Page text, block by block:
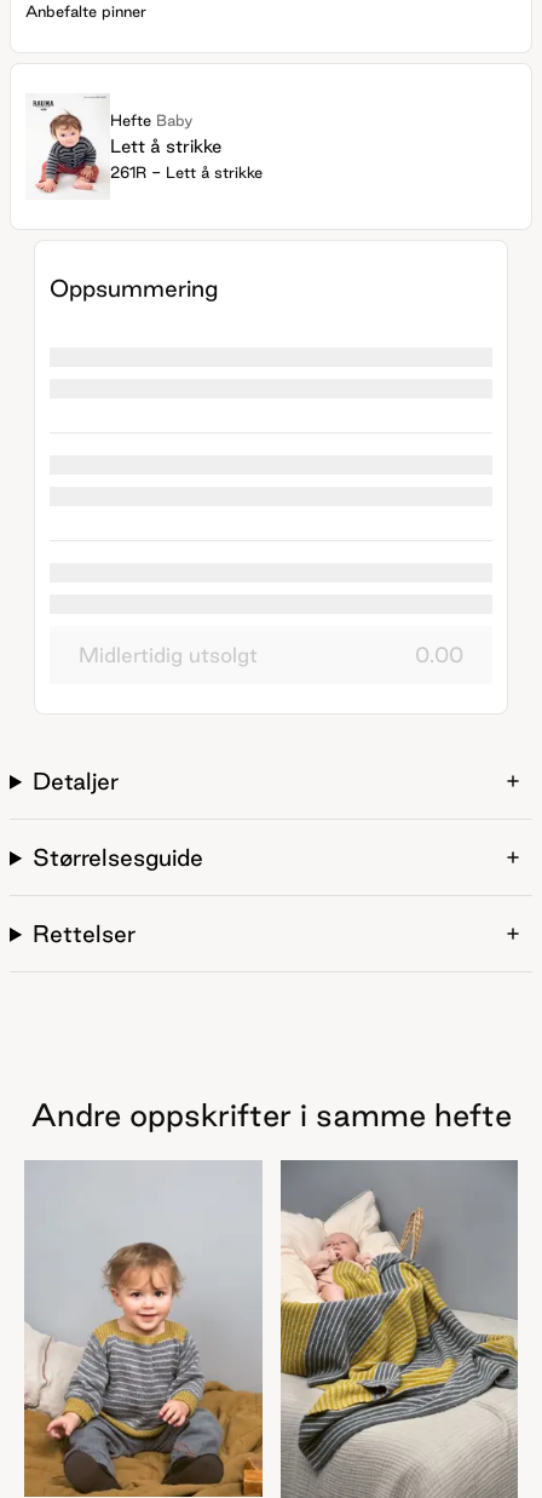
Anbefalte pinner
Hefte Baby
Lett å strikke
261R - Lett å strikke
Oppsummering
Midlertidig utsolgt 0.00
Detaljer
Størrelsesguide
Rettelser
Andre oppskrifter i samme hefte